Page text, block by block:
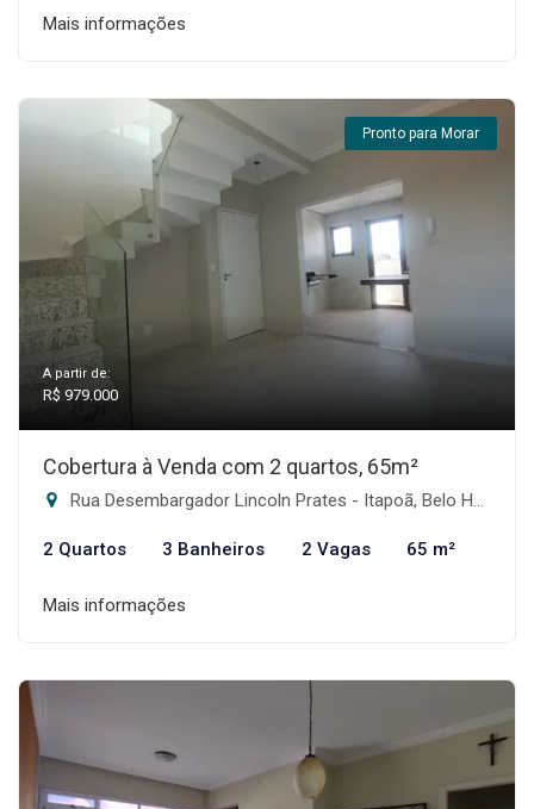
Mais informações
Pronto para Morar
A partir de:
R$ 979.000
Cobertura à Venda com 2 quartos, 65m²
Rua Desembargador Lincoln Prates - Itapoã, Belo Horizonte-MG
2 Quartos 3 Banheiros 2 Vagas 65 m²
Mais informações